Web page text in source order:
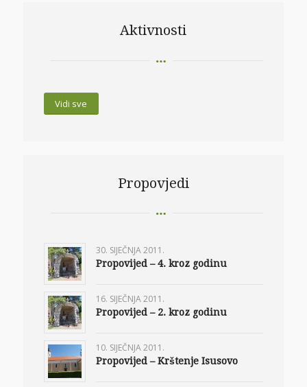
Aktivnosti
Vidi sve
Propovjedi
30. SIJEČNJA 2011.
Propovijed – 4. kroz godinu
16. SIJEČNJA 2011.
Propovijed – 2. kroz godinu
10. SIJEČNJA 2011.
Propovijed – Krštenje Isusovo